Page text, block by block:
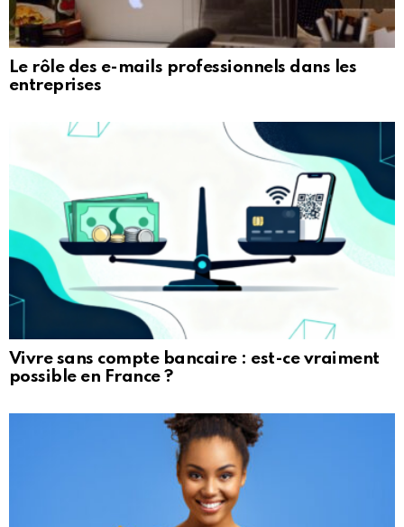
Le rôle des e-mails professionnels dans les
entreprises
Vivre sans compte bancaire : est-ce vraiment
possible en France ?